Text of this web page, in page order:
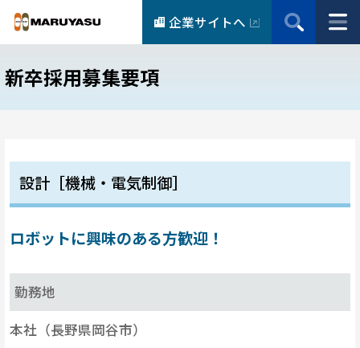
企業サイトへ
新卒採用募集要項
設計［機械・電気制御］
ロボットに興味のある方歓迎！
勤務地
本社（長野県岡谷市）